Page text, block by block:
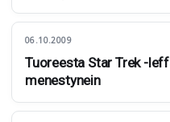
06.10.2009
Tuoreesta Star Trek -
menestynein